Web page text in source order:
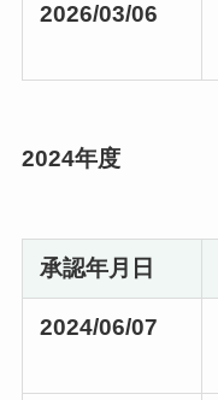
2026/03/06
2024年度
承認年月日
2024/06/07